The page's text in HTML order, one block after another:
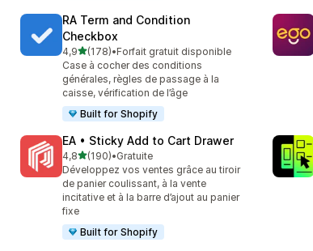
RA Term and Condition
Checkbox
4,9étoile(s) sur 5
(178)
178 avis au total
•Forfait gratuit disponible
Case à cocher des conditions
générales, règles de passage à la
caisse, vérification de l’âge
Built for Shopify
EA • Sticky Add to Cart Drawer
4,8étoile(s) sur 5
(190)
190 avis au total
•Gratuite
Développez vos ventes grâce au tiroir
de panier coulissant, à la vente
incitative et à la barre d’ajout au panier
fixe
Built for Shopify